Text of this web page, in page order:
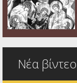
Νέα βίντεο